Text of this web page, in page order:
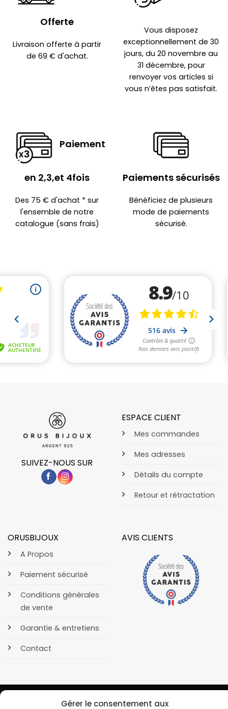
Gérer le consentement aux
Offerte
Livraison offerte à partir
de 69 € d'achat.
Vous disposez
exceptionnellement de 30
jours, du 20 novembre au
31 décembre, pour
renvoyer vos articles si
vous n’êtes pas satisfait.
Paiement
en 2,3,et 4fois
Des 75 € d'achat * sur
l'ensemble de notre
catalogue (sans frais)
Paiements sécurisés
Bénéficiez de plusieurs
mode de paiements
sécurisé.
SUIVEZ-NOUS SUR
ESPACE CLIENT
Mes commandes
Mes adresses
Détails du compte
Retour et rétractation
ORUSBIJOUX
A Propos
Paiement sécurisé
Conditions générales
de vente
Garantie & entretiens
Contact
AVIS CLIENTS